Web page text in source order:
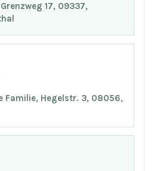
17, 09337,
Familie, Hegelstr. 3, 08056,